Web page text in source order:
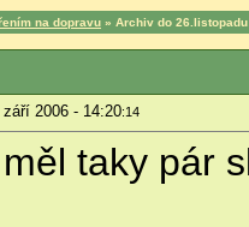
na dopravu » Archiv do
2006 - 14:20:14
taky pár